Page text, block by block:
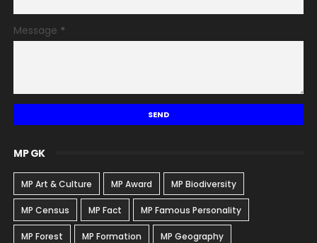
Message *
MP GK
MP Art & Culture MP Award MP Biodiversity
MP Census MP Fact MP Famous Personality
MP Forest MP Formation MP Geography